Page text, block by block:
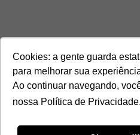
Cookies: a gente guarda
para melhorar sua
Ao continuar navegando,
nossa Política de Privacidade.